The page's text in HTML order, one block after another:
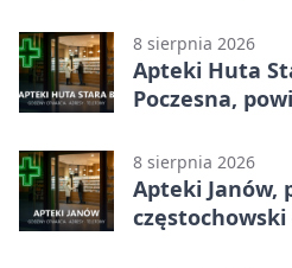
8 sierpnia 2026
Apteki Huta
Poczesna,
8 sierpnia 2026
Apteki Janów,